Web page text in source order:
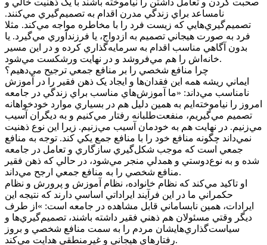
نامساعد براي زندگي مدرن اقدام به تصميم‌گيري مي‌کنند.
تصميم‌گيري‌هايي که زيست فرد را با مخاطره مواجه مي‌کند. مثلا
فرد به صورت هيجاني تصميم به ازدواج، يا فرزندآوري مي‌گيرد. يا
بدون آگاهي مناسب اقدام به سرمايه‌گذاري کرده و در اين مسير
خانه‌اش را هم مي‌فروشد و در نهايت ورشکست مي‌شود.
چرا منافع شخصي را بر منافع جمعي ترجيح مي‌دهيم؟
ايماني ريشه همه اين فقدان‌ها و ايجاد يک ذهن فقير را در آموزش
نامناسب مي‌داند: «ما آموزش‌هاي مناسب براي زندگي در جامعه
امروز را نياموخته‌ايم به همين دليل هم در بسياري موارد خودخواهانه
تصميم مي‌گيريم، منفعت‌طلبانه رفتار مي‌کنيم و به ديگران آسيب
مي‌زنيم. در نهايت هم به خودمان آسيب مي‌زنيم. زيرا اين نوع ذهنيت
نمي‌داند چگونه منافع خود را با منافع جمع يکي کند. توجه به منافع
جمعي است که موجب شکل‌گيري سازگاري و تعامل در جامعه
شده و به نوع‌دوستي و همدلي منجر مي‌شود، در حالي که ذهن فقير
منافع شخصي را به منافع جمعي ارجح مي‌داند.
او تاکيد مي‌کند که نظام خانواده، نظام آموزش و پرورش و نظام
حکمراني ما در اين فرآيند ايراداتي اساسي دارند که نتيجه اين
ايرادات، همين نابساماني قابل مشاهده در جامعه است: »از طرف
ديگر وقتي مسئولان هم ذهني فقير داشته باشند، تصميم‌گيري‌ها و
سياست‌گذاري‌هايشان مردم را به سمت منافع شخصي و بروز
رفتار‌هاي هيجاني و غيرمنطقي هدايت مي‌کند.